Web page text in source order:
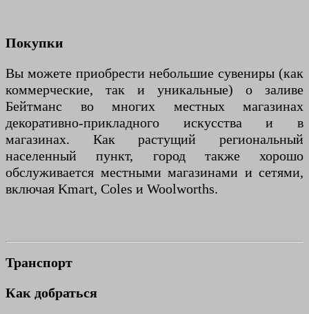
Покупки
Вы можете приобрести небольшие сувениры (как
коммерческие, так и уникальные) о заливе
Бейтманс во многих местных магазинах
декоративно-прикладного искусства и в
магазинах. Как растущий региональный
населенный пункт, город также хорошо
обслуживается местными магазинами и сетями,
включая Kmart, Coles и Woolworths.
Транспорт
Как добраться